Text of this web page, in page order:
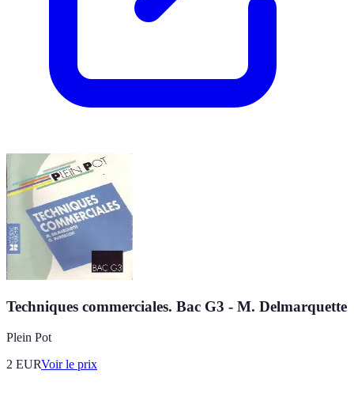
Techniques commerciales. Bac G3 - M. Delmarquette
Plein Pot
2 EURVoir le prix